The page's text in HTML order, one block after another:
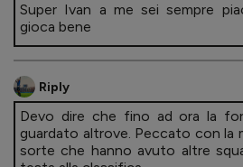
Super Ivan a me sei sempre
gioca bene
Riply
Devo dire che fino ad ora la
guardato altrove. Peccato con la
sorte che hanno avuto altre